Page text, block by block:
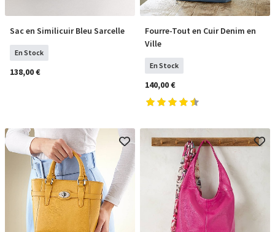
COMMANDER
Sac en Similicuir Bleu Sarcelle
En Stock
138,00 €
COMMANDER
Fourre-Tout en Cuir Denim en
Ville
En Stock
140,00 €